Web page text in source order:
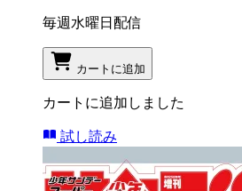
毎週水曜日配信
カートに追加
カートに追加しました
試し読み